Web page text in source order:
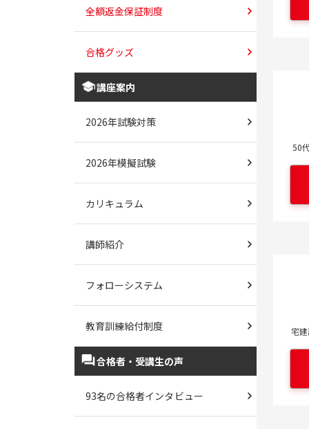
50
宅
全額返金保証制度
合格グッズ
講座案内
2026年試験対策
2026年模擬試験
カリキュラム
講師紹介
フォローシステム
教育訓練給付制度
合格者・受講生の声
93名の合格者インタビュー